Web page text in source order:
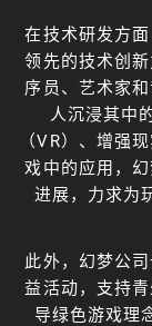
在技术研发方
领先的技术创
序员、艺术家
人沉浸其中
（VR）、增强
戏中的应用，
进展，力求为
此外，幻梦公
益活动，支持
导绿色游戏理